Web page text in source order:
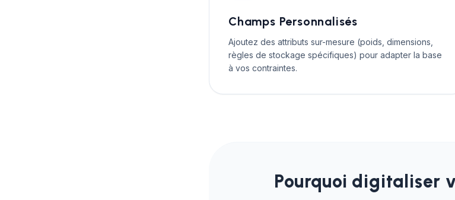
Champs Personnalisés
Ajoutez des attributs sur-mesure (poids, dimensions,
règles de stockage spécifiques) pour adapter la base
à vos contraintes.
Pourquoi digitaliser